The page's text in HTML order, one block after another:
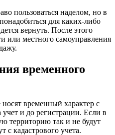
пользоваться наделом, но в
для каких-либо
вернуть. После этого
или местного самоуправления
временного
временный характер с
и до регистрации. Если в
территорию так и не будут
с кадастрового учета.